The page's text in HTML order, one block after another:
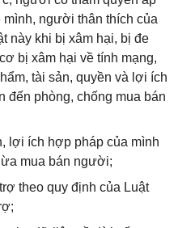
người thân thích của
này khi bị xâm hại, bị đe
bị xâm hại về tính mạng,
tài sản, quyền và lợi ích
đến phòng, chống mua bán
lợi ích hợp pháp của mình
mua bán người;
theo quy định của Luật